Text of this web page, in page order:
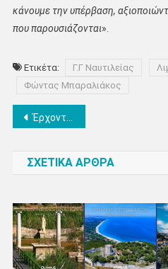
κάνουμε την υπέρβαση,
που παρουσιάζονται».
Ετικέτα: Γ.Γ Ναυτιλείας
Φώντας Μπαραλιάκος
Πλοήγηση
Έρχονται μέτρα για τα καύσιμα – Οι περιοχές με την υψηλότερη τιμή
ΣΧΕΤΙΚΑ ΑΡΘΡΑ